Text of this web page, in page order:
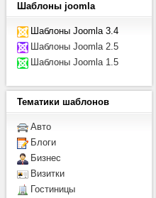
Шаблоны joomla
Шаблоны Joomla 3.4
Шаблоны Joomla 2.5
Шаблоны Joomla 1.5
Тематики шаблонов
Авто
Блоги
Бизнес
Визитки
Гостиницы